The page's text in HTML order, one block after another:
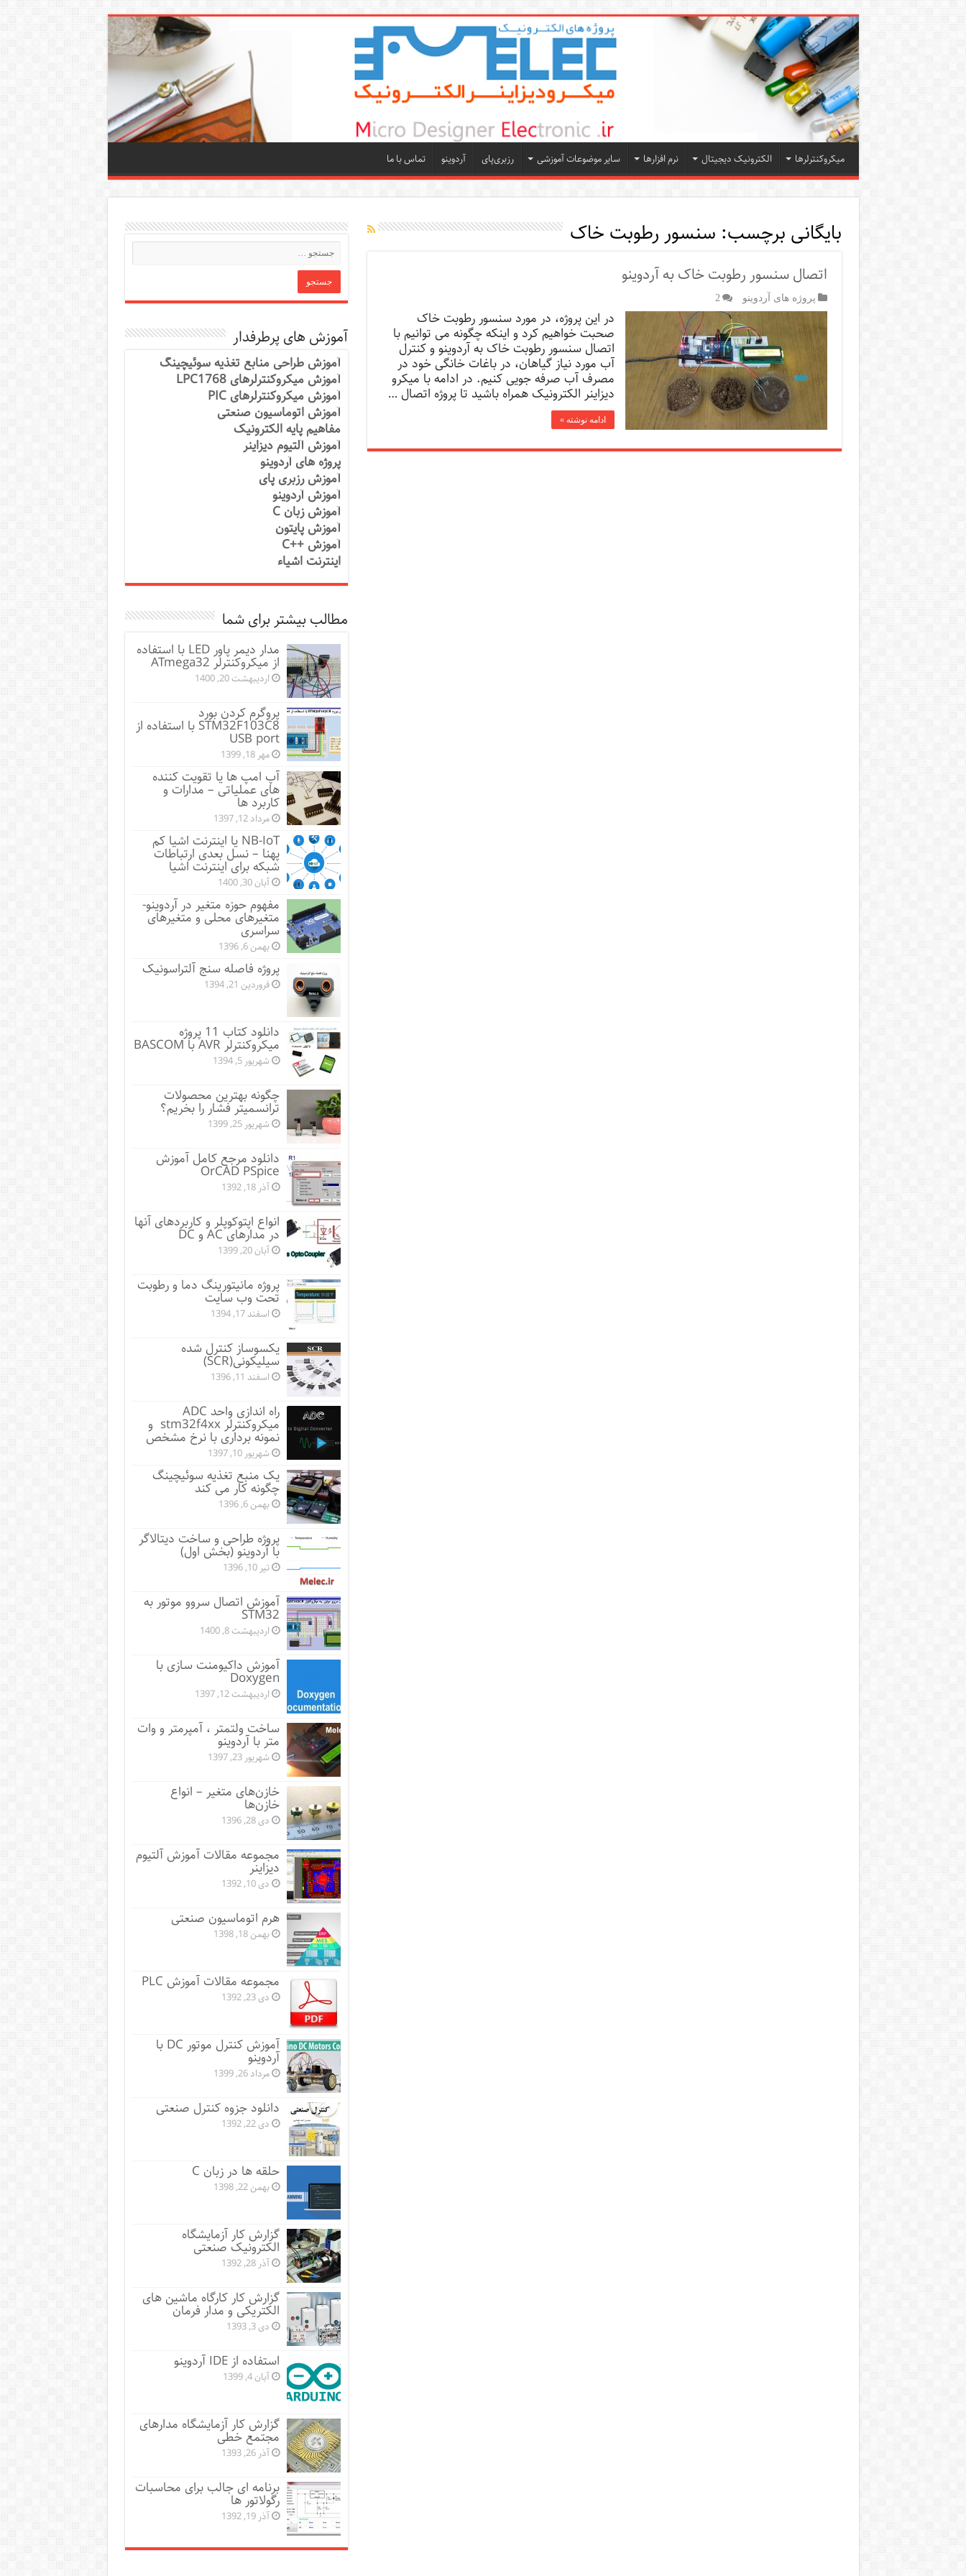
میکروکنترلرها الکترونیک دیجیتال نرم افزارها سایر موضوعات آموزشی رزبری‌پای آردوینو تماس با ما
بایگانی برچسب: سنسور رطوبت خاک
اتصال سنسور رطوبت خاک به آردوینو
پروژه های آردوینو 2
در این پروژه، در مورد سنسور رطوبت خاک
صحبت خواهیم کرد و اینکه چگونه می توانیم با
اتصال سنسور رطوبت خاک به آردوینو و کنترل
آب مورد نیاز گیاهان، در باغات خانگی خود در
مصرف آب صرفه جویی کنیم. در ادامه با میکرو
دیزاینر الکترونیک همراه باشید تا پروژه اتصال …
ادامه نوشته »
آموزش های پرطرفدار
آموزش طراحی منابع تغذیه سوئیچینگ
آموزش میکروکنترلرهای LPC1768
آموزش میکروکنترلرهای PIC
آموزش اتوماسیون صنعتی
مفاهیم پایه الکترونیک
آموزش آلتیوم دیزاینر
پروژه های آردوینو
آموزش رزبری پای
آموزش آردوینو
آموزش زبان C
آموزش پایتون
آموزش ++C
اینترنت اشیاء
مطالب بیشتر برای شما
مدار دیمر پاور LED با استفاده
از میکروکنترلر ATmega32
اردیبهشت 20, 1400
پروگرم کردن بورد
STM32F103C8 با استفاده از
USB port
مهر 18, 1399
آپ امپ ها یا تقویت کننده
های عملیاتی – مدارات و
کاربرد ها
مرداد 12, 1397
NB-IoT یا اینترنت اشیا کم
پهنا – نسل بعدی ارتباطات
شبکه برای اینترنت اشیا
آبان 30, 1400
مفهوم حوزه متغیر در آردوینو-
متغیرهای محلی و متغیرهای
سراسری
بهمن 6, 1396
پروژه فاصله سنج آلتراسونیک
فروردین 21, 1394
دانلود کتاب 11 پروژه
میکروکنترلر AVR با BASCOM
شهریور 5, 1394
چگونه بهترین محصولات
ترانسمیتر فشار را بخریم؟
شهریور 25, 1399
دانلود مرجع کامل آموزش
OrCAD PSpice
آذر 18, 1392
انواع اپتوکوپلر و کاربردهای آنها
در مدارهای AC و DC
آبان 20, 1399
پروژه مانيتورينگ دما و رطوبت
تحت وب سایت
اسفند 17, 1394
یکسوساز کنترل شده
سیلیکونی(SCR)
اسفند 11, 1396
راه اندازی واحد ADC
میکروکنترلر stm32f4xx و
نمونه برداری با نرخ مشخص
شهریور 10, 1397
یک منبع تغذیه سوئیچینگ
چگونه کار می کند
بهمن 6, 1396
پروژه طراحی و ساخت دیتالاگر
با آردوینو (بخش اول)
تیر 10, 1396
آموزش اتصال سروو موتور به
STM32
اردیبهشت 8, 1400
آموزش داکیومنت سازی با
Doxygen
اردیبهشت 12, 1397
ساخت ولتمتر ، آمپرمتر و وات
متر با آردوینو
شهریور 23, 1397
خازن‌های متغیر – انواع
خازن‌ها
دی 28, 1396
مجموعه مقالات آموزش آلتیوم
دیزاینر
دی 10, 1392
هرم اتوماسیون صنعتی
بهمن 18, 1398
مجموعه مقالات آموزش PLC
دی 23, 1392
آموزش کنترل موتور DC با
آردوینو
مرداد 26, 1399
دانلود جزوه کنترل صنعتی
دی 22, 1392
حلقه ها در زبان C
بهمن 22, 1398
گزارش کار آزمایشگاه
الکترونیک صنعتی
آذر 28, 1392
گزارش کار کارگاه ماشین های
الکتریکی و مدار فرمان
دی 3, 1393
استفاده از IDE آردوینو
آبان 4, 1399
گزارش کار آزمایشگاه مدارهای
مجتمع خطی
آذر 26, 1393
برنامه ای جالب برای محاسبات
رگولاتور ها
آذر 19, 1392